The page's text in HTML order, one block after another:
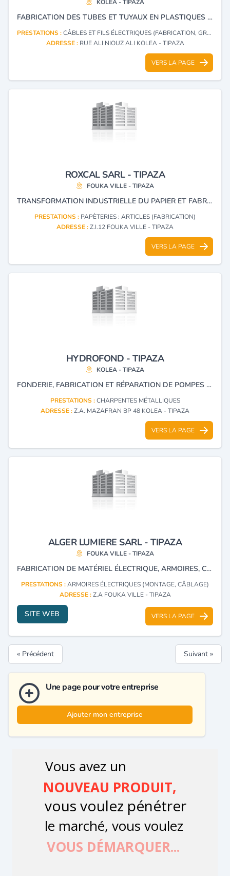
KOLEA - TIPAZA
FABRICATION DES TUBES ET TUYAUX EN PLASTIQUES FABRICATION CÂBLES ÉLECTRIQUES.
PRESTATIONS :CÂBLES ET FILS ÉLECTRIQUES (FABRICATION, GROS)
ADRESSE : RUE ALI NIOUZ ALI KOLEA - TIPAZA
VERS LA PAGE
ROXCAL SARL - TIPAZA
FOUKA VILLE - TIPAZA
TRANSFORMATION INDUSTRIELLE DU PAPIER ET FABRICATION D'ARTICLES DIVERS EN PAPIER.
PRESTATIONS : PAPÈTERIES : ARTICLES (FABRICATION)
ADRESSE :Z.I.12 FOUKA VILLE - TIPAZA
VERS LA PAGE
HYDROFOND - TIPAZA
KOLEA - TIPAZA
FONDERIE, FABRICATION ET RÉPARATION DE POMPES ET CHARPENTES.
PRESTATIONS :CHARPENTES MÉTALLIQUES
ADRESSE :Z.A. MAZAFRAN BP 48 KOLEA - TIPAZA
VERS LA PAGE
ALGER LUMIERE SARL - TIPAZA
FOUKA VILLE - TIPAZA
FABRICATION DE MATÉRIEL ÉLECTRIQUE, ARMOIRES, COFFRETS, CHEMINS DE CÂBLES, ÉCHELLES A CÂBLES, RÉGLETTES RÉFLECTEURS LUMINAIRES, DIFFUSEURS, MOBILIER DE BUREAUX ET ARMOIRES DE BRASSAGE.
PRESTATIONS :ARMOIRES ÉLECTRIQUES (MONTAGE, CÂBLAGE)
ADRESSE :Z.A FOUKA VILLE - TIPAZA
SITE WEB VERS LA PAGE
« Précédent Suivant »
Une page pour votre entreprise
Ajouter mon entreprise